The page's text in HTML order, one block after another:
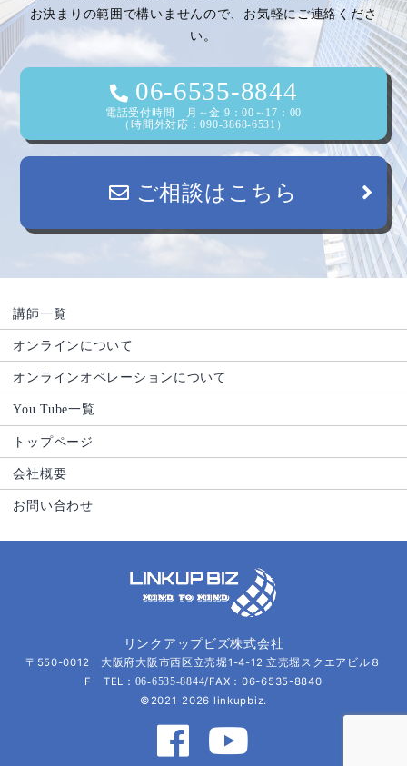
お決まりの範囲で構いませんので、お気軽にご連絡くださ
い。
06-6535-8844
電話受付時間 月～金 9：00～17：00
（時間外対応：090-3868-6531）
ご相談はこちら
講師一覧
オンラインについて
オンラインオペレーションについて
You Tube一覧
トップページ
会社概要
お問い合わせ
リンクアップビズ株式会社
〒550-0012 大阪府大阪市西区立売堀1-4-12 立売堀スクエアビル８
F TEL： 06-6535-8844/FAX：06-6535-8840
©2021-2026 linkupbiz.